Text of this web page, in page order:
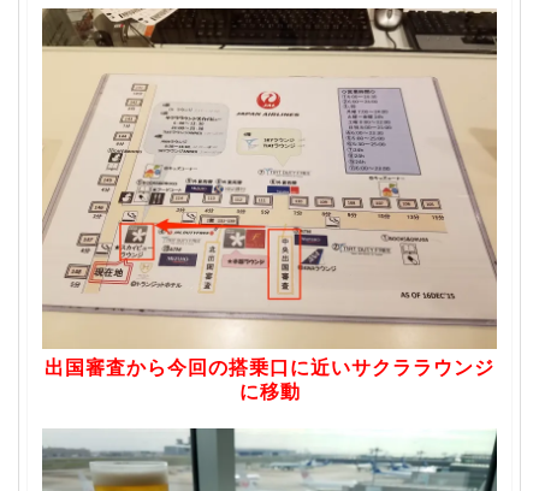
出国審査から今回の搭乗口に近いサクララウンジ
に移動